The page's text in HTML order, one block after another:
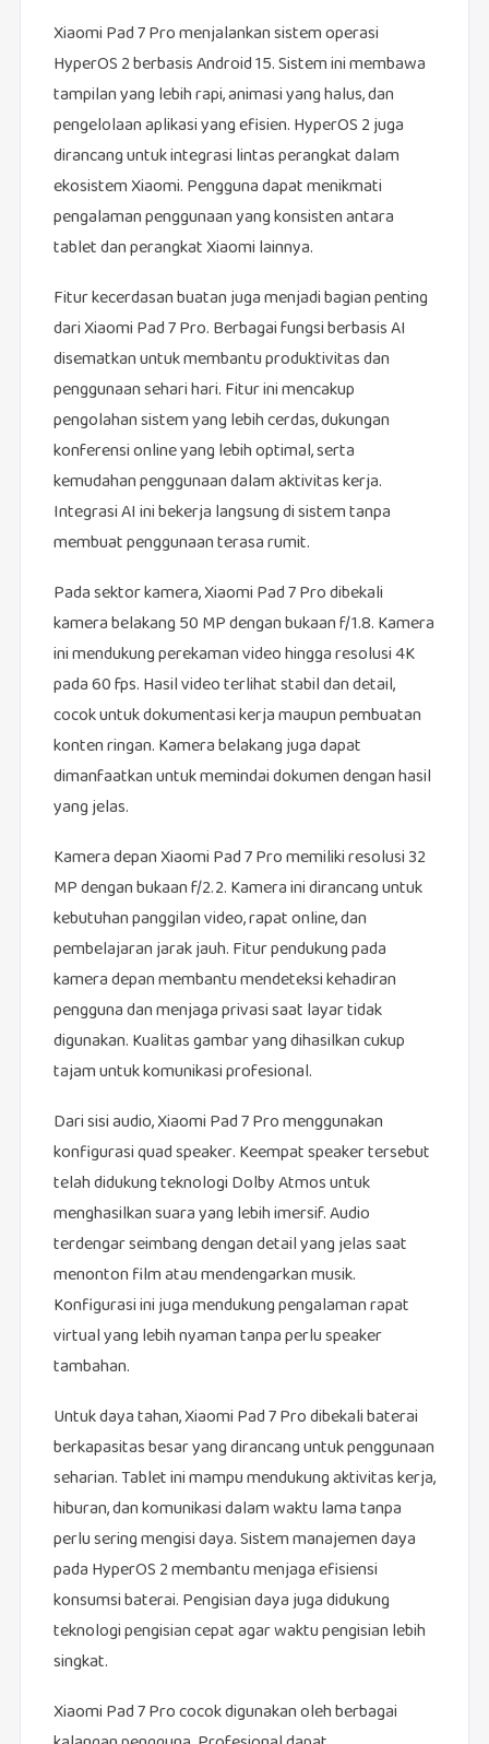
Xiaomi Pad 7 Pro menjalankan sistem operasi
HyperOS 2 berbasis Android 15. Sistem ini membawa
tampilan yang lebih rapi, animasi yang halus, dan
pengelolaan aplikasi yang efisien. HyperOS 2 juga
dirancang untuk integrasi lintas perangkat dalam
ekosistem Xiaomi. Pengguna dapat menikmati
pengalaman penggunaan yang konsisten antara
tablet dan perangkat Xiaomi lainnya.
Fitur kecerdasan buatan juga menjadi bagian penting
dari Xiaomi Pad 7 Pro. Berbagai fungsi berbasis AI
disematkan untuk membantu produktivitas dan
penggunaan sehari hari. Fitur ini mencakup
pengolahan sistem yang lebih cerdas, dukungan
konferensi online yang lebih optimal, serta
kemudahan penggunaan dalam aktivitas kerja.
Integrasi AI ini bekerja langsung di sistem tanpa
membuat penggunaan terasa rumit.
Pada sektor kamera, Xiaomi Pad 7 Pro dibekali
kamera belakang 50 MP dengan bukaan f/1.8. Kamera
ini mendukung perekaman video hingga resolusi 4K
pada 60 fps. Hasil video terlihat stabil dan detail,
cocok untuk dokumentasi kerja maupun pembuatan
konten ringan. Kamera belakang juga dapat
dimanfaatkan untuk memindai dokumen dengan hasil
yang jelas.
Kamera depan Xiaomi Pad 7 Pro memiliki resolusi 32
MP dengan bukaan f/2.2. Kamera ini dirancang untuk
kebutuhan panggilan video, rapat online, dan
pembelajaran jarak jauh. Fitur pendukung pada
kamera depan membantu mendeteksi kehadiran
pengguna dan menjaga privasi saat layar tidak
digunakan. Kualitas gambar yang dihasilkan cukup
tajam untuk komunikasi profesional.
Dari sisi audio, Xiaomi Pad 7 Pro menggunakan
konfigurasi quad speaker. Keempat speaker tersebut
telah didukung teknologi Dolby Atmos untuk
menghasilkan suara yang lebih imersif. Audio
terdengar seimbang dengan detail yang jelas saat
menonton film atau mendengarkan musik.
Konfigurasi ini juga mendukung pengalaman rapat
virtual yang lebih nyaman tanpa perlu speaker
tambahan.
Untuk daya tahan, Xiaomi Pad 7 Pro dibekali baterai
berkapasitas besar yang dirancang untuk penggunaan
seharian. Tablet ini mampu mendukung aktivitas kerja,
hiburan, dan komunikasi dalam waktu lama tanpa
perlu sering mengisi daya. Sistem manajemen daya
pada HyperOS 2 membantu menjaga efisiensi
konsumsi baterai. Pengisian daya juga didukung
teknologi pengisian cepat agar waktu pengisian lebih
singkat.
Xiaomi Pad 7 Pro cocok digunakan oleh berbagai